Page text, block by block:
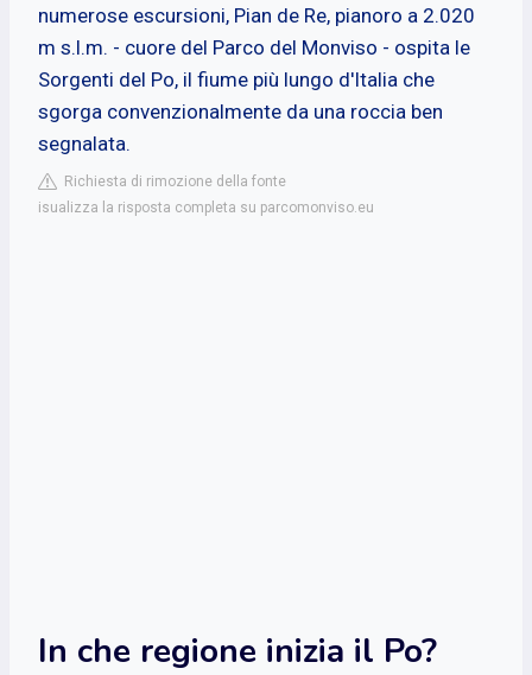
numerose escursioni, Pian de Re, pianoro a 2.020
m s.l.m. - cuore del Parco del Monviso - ospita le
Sorgenti del Po, il fiume più lungo d'Italia che
sgorga convenzionalmente da una roccia ben
segnalata.
Richiesta di rimozione della fonte
isualizza la risposta completa su parcomonviso.eu
In che regione inizia il Po?